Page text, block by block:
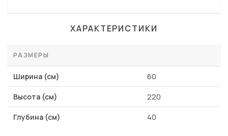
ХАРАКТЕРИСТИКИ
РАЗМЕРЫ
Ширина (см) 60
Высота (см) 220
Глубина (см) 40